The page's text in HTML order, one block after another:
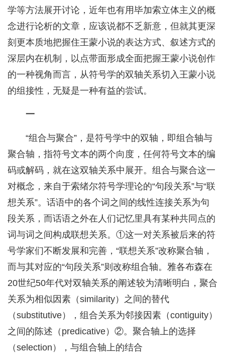
学等方法展开讨论，近年也有用毕加索立体主义的概
念进行论析的文章，应该说都不乏新意，但就其更深
刻更本质地把握住王蒙小说的表达方式、叙述方式的
深层内在机制，以点带面形成全面把握王蒙小说创作
的一种视角而言，从符号学的双轴关系切入王蒙小说
的组接性，无疑是一种有益的尝试。
一
“组合与聚合”，是符号学中的双轴，即组合轴与
聚合轴，指符号文本的两个向度，任何符号文本的编
码或解码，就在这双轴关系中展开。组合与聚合这一
对概念，来自于索绪尔符号学理论的“句段关系”与“联
想关系”。话语中的各个词之间的线性连接关系为句
段关系，而话语之外在人们记忆里具有某种共同点的
词与词之间构成联想关系。①这一对关系被后来的符
号学家们不断发展和完善，“联想关系”改称聚合轴，
而与其对应的“句段关系”则改称组合轴。雅各布森在
20世纪50年代对双轴关系的阐述较为清晰明白，聚合
关系为相似因素（similarity）之间的替代
（substitutive），组合关系为邻接因素（contiguity）
之间的陈述（predicative）②。聚合轴上的选择
（selection），与组合轴上的结合